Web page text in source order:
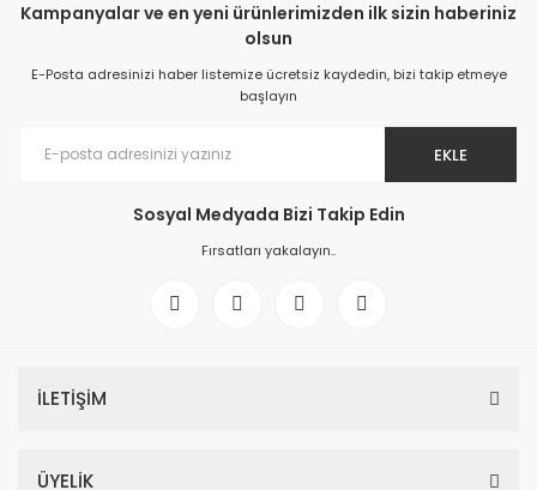
Kampanyalar ve en yeni ürünlerimizden ilk sizin haberiniz
olsun
E-Posta adresinizi haber listemize ücretsiz kaydedin, bizi takip etmeye
başlayın
EKLE
Sosyal Medyada Bizi Takip Edin
Fırsatları yakalayın..
İLETİŞİM
ÜYELİK